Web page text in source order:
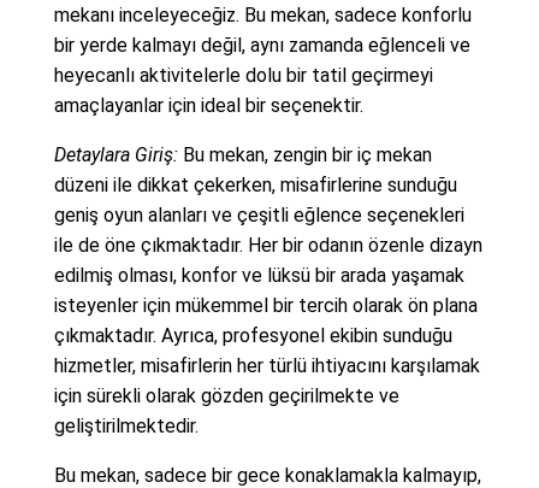
mekanı inceleyeceğiz. Bu mekan, sadece konforlu
bir yerde kalmayı değil, aynı zamanda eğlenceli ve
heyecanlı aktivitelerle dolu bir tatil geçirmeyi
amaçlayanlar için ideal bir seçenektir.
Detaylara Giriş:Bu mekan, zengin bir iç mekan
düzeni ile dikkat çekerken, misafirlerine sunduğu
geniş oyun alanları ve çeşitli eğlence seçenekleri
ile de öne çıkmaktadır. Her bir odanın özenle dizayn
edilmiş olması, konfor ve lüksü bir arada yaşamak
isteyenler için mükemmel bir tercih olarak ön plana
çıkmaktadır. Ayrıca, profesyonel ekibin sunduğu
hizmetler, misafirlerin her türlü ihtiyacını karşılamak
için sürekli olarak gözden geçirilmekte ve
geliştirilmektedir.
Bu mekan, sadece bir gece konaklamakla kalmayıp,